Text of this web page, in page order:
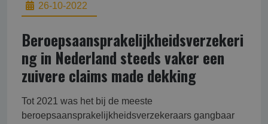
26-10-2022
Beroepsaansprakelijkheidsverzekeri
ng in Nederland steeds vaker een
zuivere claims made dekking
Tot 2021 was het bij de meeste
beroepsaansprakelijkheidsverzekeraars gangbaar